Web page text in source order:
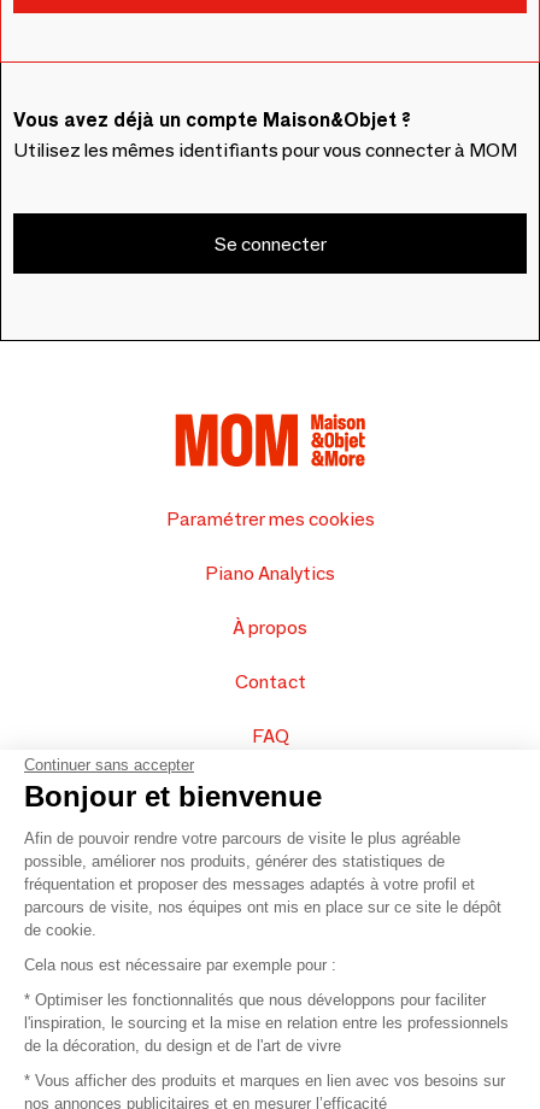
Vous avez déjà un compte Maison&Objet ?
Utilisez les mêmes identifiants pour vous connecter à MOM
Se connecter
Paramétrer mes cookies
Piano Analytics
À propos
Contact
FAQ
Vendez vos produits
Plan du site
© 2016 –Organisation SAFI
Recrutement
Continuer sans accepter
Bonjour et bienvenue
Afin de pouvoir rendre votre parcours de visite le plus agréable
possible, améliorer nos produits, générer des statistiques de
fréquentation et proposer des messages adaptés à votre profil et
parcours de visite, nos équipes ont mis en place sur ce site le dépôt
de cookie.
Cela nous est nécessaire par exemple pour :
* Optimiser les fonctionnalités que nous développons pour faciliter
l'inspiration, le sourcing et la mise en relation entre les professionnels
de la décoration, du design et de l'art de vivre
* Vous afficher des produits et marques en lien avec vos besoins sur
nos annonces publicitaires et en mesurer l’efficacité